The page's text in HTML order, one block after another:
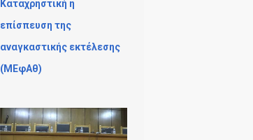
Καταχρηστική η
επίσπευση της
αναγκαστικής εκτέλεσης
(ΜΕφΑθ)